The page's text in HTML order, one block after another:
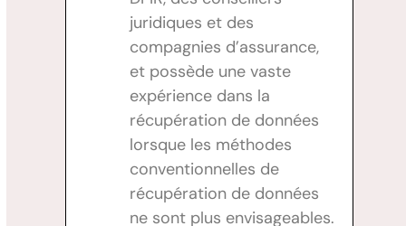
juridiques et des
compagnies d’assurance,
et possède une vaste
expérience dans la
récupération de données
lorsque les méthodes
conventionnelles de
récupération de données
ne sont plus envisageables.